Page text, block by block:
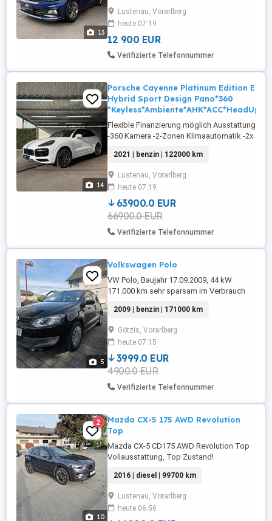
13
Freisprecheinrichtung USB-Anschluss für
iPhone iPod Multifunktionsanzeige Plus
Bordcomputer Tempomat mit
Geschwindigkeitsbegrenzer Einparkhilfe
...
Lustenau, Vorarlberg
heute 07:19
12 900 EUR
Verifizierte Telefonnummer
14
Porsche Cayenne Platinum Edition E-
Hybrid Sport Design Pano*360
*Keyless*Ambiente*AHK*ACC*HeadUp
Flexible Finanzierung möglich Ausstattung:
-360 Kamera -2-Zonen Klimaautomatik -2x
C Anschluss Rückbank -12V Anschluss
Rückbank -ACC Abstandstempomat -
Airbag Fahrer + Beifahrer + Seiten -
Ambiente-Beleuchtung -Anhängerkupplung
schwenkbar -Apple Carplay -Armlehne -
Ausparkwarner -Bluetooth -BOSE ...
2021 | benzin | 122000 km
Lustenau, Vorarlberg
heute 07:19
63900.0 EUR
66900.0 EUR
Verifizierte Telefonnummer
5
Volkswagen Polo
VW Polo, Baujahr 17.09.2009, 44 kW
171.000 km sehr sparsam im Verbrauch
Vorderbremsen neu Spurgelenke neu
Ölservice + alle Filter beim letzten Pickerl
erneuert Unterboden rostfrei Technisch in
gutem Zustand Ideal als: Anfängerauto für
Neulenker günstiges Stadtauto
sparsames ...
2009 | benzin | 171000 km
Götzis, Vorarlberg
heute 07:15
3999.0 EUR
4900.0 EUR
Verifizierte Telefonnummer
10
2
Mazda CX-5 175 AWD Revolution
Top
Mazda CX-5 CD175 AWD Revolution Top
Vollausstattung, Top Zustand!
Lustenau Zum Verkauf steht ein sehr
gepflegter Mazda CX-5 aus dem Baujahr
2016 mit dem starken 2.2 Diesel Motor
(175 PS) und Allradantrieb. Das Fahrzeug
2016 | diesel | 99700 km
Lustenau, Vorarlberg
heute 06:56